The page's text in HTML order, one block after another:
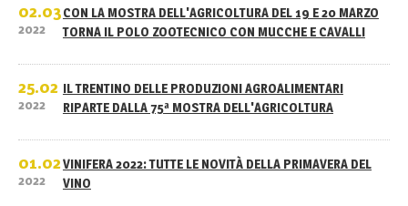
02.03
2022
CON LA MOSTRA DELL'AGRICOLTURA DEL 19 E 20 MARZO
TORNA IL POLO ZOOTECNICO CON MUCCHE E CAVALLI
25.02
2022
IL TRENTINO DELLE PRODUZIONI AGROALIMENTARI
RIPARTE DALLA 75ª MOSTRA DELL'AGRICOLTURA
01.02
2022
VINIFERA 2022: TUTTE LE NOVITÀ DELLA PRIMAVERA DEL
VINO